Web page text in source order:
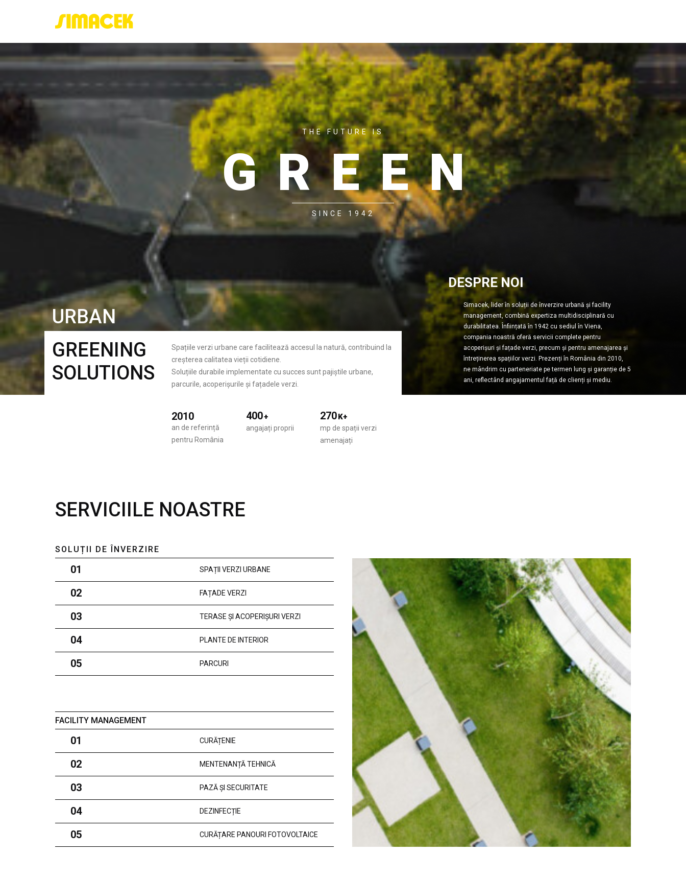
THE FUTURE IS
GREEN
SINCE 1942
DESPRE NOI
Simacek, lider în soluții de înverzire urbană și facility
management, combină expertiza multidisciplinară cu
durabilitatea. Înființată în 1942 cu sediul în Viena,
compania noastră oferă servicii complete pentru
acoperișuri și fațade verzi, precum și pentru amenajarea și
întreținerea spațiilor verzi. Prezenți în România din 2010,
ne mândrim cu parteneriate pe termen lung și garanție de 5
ani, reflectând angajamentul față de clienți și mediu.
URBAN
GREENING
SOLUTIONS
Spațiile verzi urbane care facilitează accesul la natură, contribuind la
creșterea calitatea vieții cotidiene.
Soluțiile durabile implementate cu succes sunt pajiștile urbane,
parcurile, acoperișurile și fațadele verzi.
2010
an de referință
pentru România
400+
angajați proprii
270K+
mp de spații verzi
amenajați
SERVICIILE NOASTRE
SOLUȚII DE ÎNVERZIRE
01 SPAȚII VERZI URBANE
02 FAȚADE VERZI
03 TERASE ȘI ACOPERIȘURI VERZI
04 PLANTE DE INTERIOR
05 PARCURI
FACILITY MANAGEMENT
01 CURĂȚENIE
02 MENTENANȚĂ TEHNICĂ
03 PAZĂ ȘI SECURITATE
04 DEZINFECȚIE
05 CURĂȚARE PANOURI FOTOVOLTAICE